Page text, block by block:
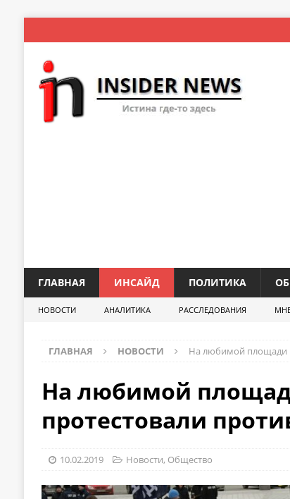
ГЛАВНАЯ ИНСАЙД ПОЛИТИКА
НОВОСТИ АНАЛИТИКА РАССЛЕДОВАНИЯ
ГЛАВНАЯ НОВОСТИ На любимой площади
На любимой
протестовали
10.02.2019 Новости, Общество